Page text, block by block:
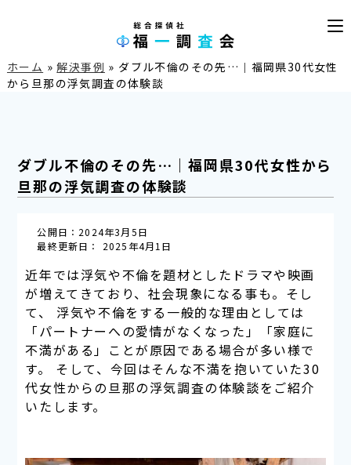
ホーム »解決事例 » ダブル不倫のその先…｜福岡県30代女性
から旦那の浮気調査の体験談
ダブル不倫のその先…｜福岡県30代女性から
旦那の浮気調査の体験談
公開日：2024年3月5日
最終更新日： 2025年4月1日
近年では浮気や不倫を題材としたドラマや映画
が増えてきており、社会現象になる事も。そし
て、 浮気や不倫をする一般的な理由としては
「パートナーへの愛情がなくなった」「家庭に
不満がある」ことが原因である場合が多い様で
す。 そして、今回はそんな不満を抱いていた30
代女性からの旦那の浮気調査の体験談をご紹介
いたします。